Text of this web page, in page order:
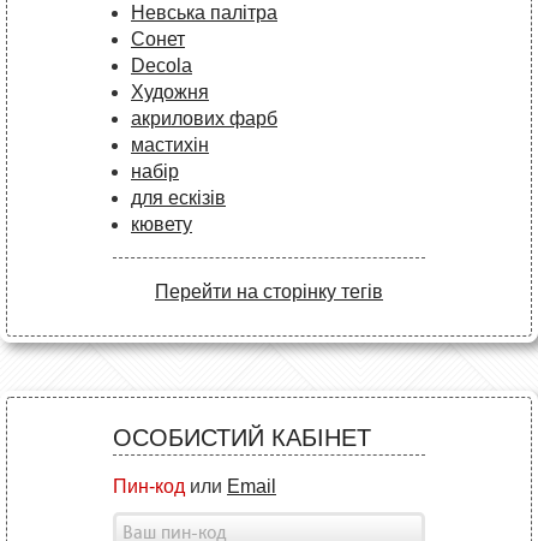
Невська палітра
Сонет
Decola
Художня
акрилових фарб
мастихін
набір
для ескізів
кювету
Перейти на сторінку тегів
ОСОБИСТИЙ КАБІНЕТ
Пин-код или Email